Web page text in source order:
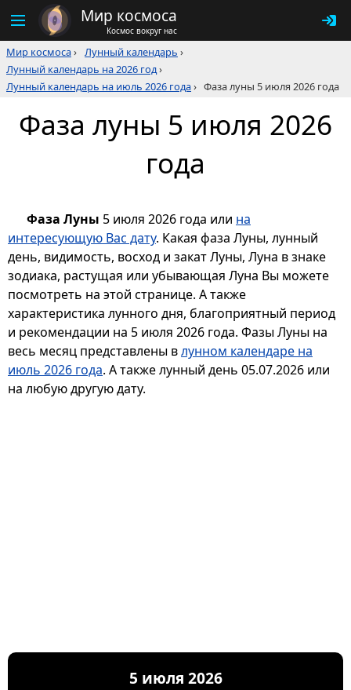
Мир космоса
Космос вокруг нас
Мир космоса› Лунный календарь ›
Лунный календарь на 2026 год›
Лунный календарь на июль 2026 года› Фаза луны 5 июля 2026 года
Фаза луны 5 июля 2026
года
Фаза Луны 5 июля 2026 года или на
интересующую Вас дату. Какая фаза Луны, лунный
день, видимость, восход и закат Луны, Луна в знаке
зодиака, растущая или убывающая Луна Вы можете
посмотреть на этой странице. А также
характеристика лунного дня, благоприятный период
и рекомендации на 5 июля 2026 года. Фазы Луны на
весь месяц представлены влунном календаре на
июль 2026 года. А также лунный день 05.07.2026 или
на любую другую дату.
5 июля 2026